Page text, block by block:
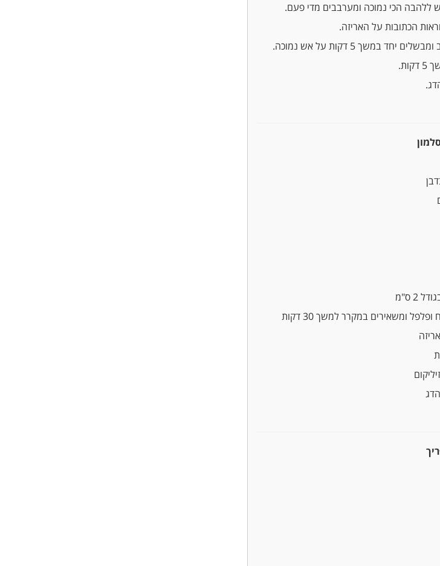
ללהבה הכי נמוכה ומערבבים מדי פעם.
הכתובות על האריזה.
במשך 5 דקות על אש נמוכה.
2 ס"מ
ומשאירים במקרר למשך 30 דקות